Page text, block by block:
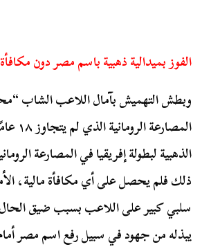
الفوز بميدالية ذهبية باسم مصر دون مكافأة
وبطش التهميش بآمال اللاعب الشاب
الذهبية لبطولة إفريقيا في المصارعة
ذلك فلم يحصل على أي مكافأة مالية،
سلبي كبير على اللاعب بسبب ضيق
يبذله من جهود في سبيل رفع اسم مصر